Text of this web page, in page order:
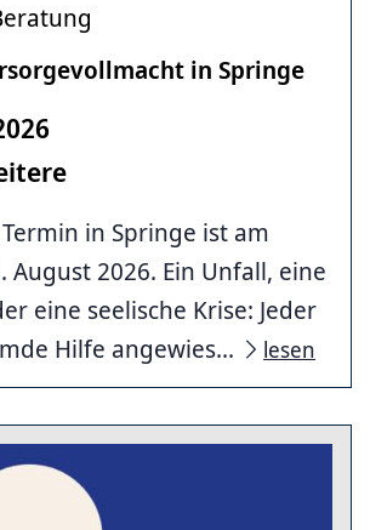
in Springe
in Springe ist am
August 2026. Ein Unfall, eine
eine seelische Krise: Jeder
Hilfe angewies...
lesen